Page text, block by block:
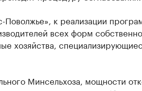
к реализации
всех форм
хозяйства,
Минсельхоза, мощности